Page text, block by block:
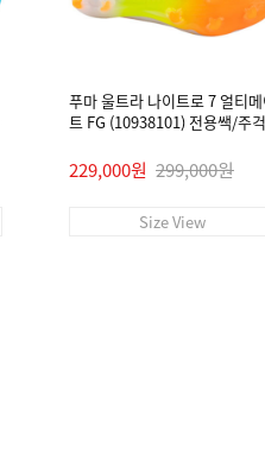
푸마 울트라 나이트로 7 얼티
트 FG (10938101) 전용쌕/주
229,000원 299,000원
Size View